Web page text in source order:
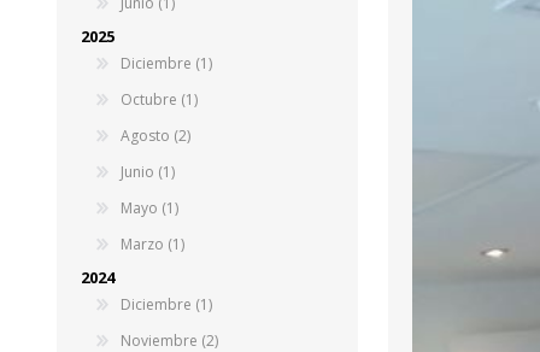
2025
Diciembre (1)
Octubre (1)
Agosto (2)
Junio (1)
Mayo (1)
Marzo (1)
2024
Diciembre (1)
Noviembre (2)